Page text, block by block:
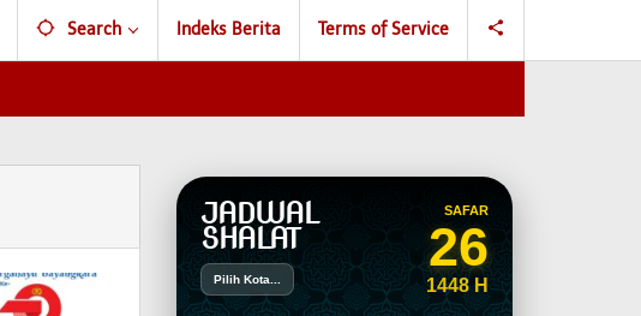
Search Indeks Berita Terms of Service
JADWAL
SHALAT
Pilih Kota...
SAFAR
26
1448 H